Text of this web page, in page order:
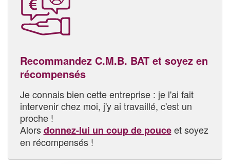
Recommandez C.M.B. BAT et soyez en
récompensés
Je connais bien cette entreprise : je l'ai fait
intervenir chez moi, j'y ai travaillé, c'est un
proche !
Alorsdonnez-lui un coup de pouceet soyez
en récompensés !